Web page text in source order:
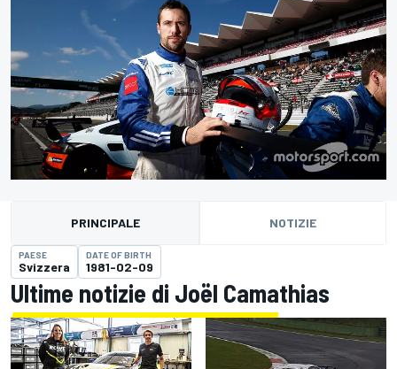
PRINCIPALE NOTIZIE
PAESE
Svizzera
DATE OF BIRTH
1981-02-09
Ultime notizie di Joël Camathias